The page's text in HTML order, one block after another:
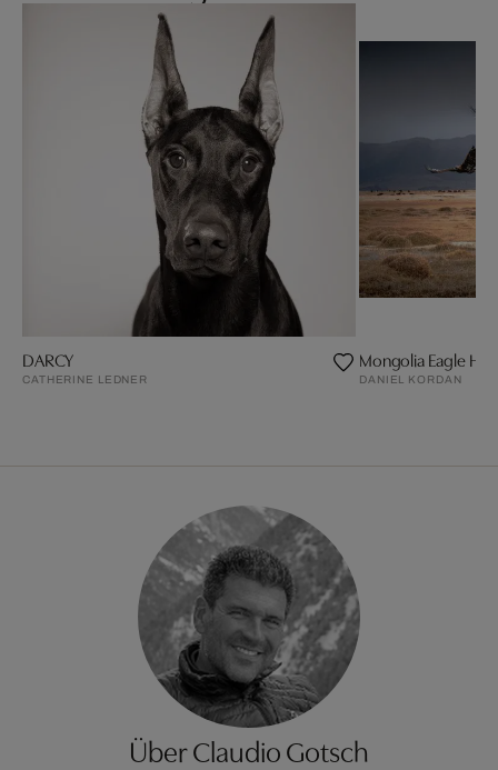
DARCY
CATHERINE LEDNER
Mongolia Eagle
DANIEL KORDAN
Über Claudio Gotsch